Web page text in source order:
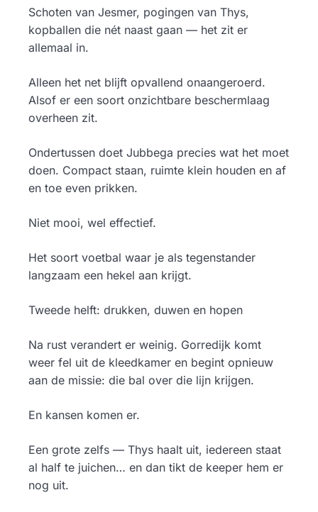
Schoten van Jesmer, pogingen van Thys,
kopballen die nét naast gaan — het zit er
allemaal in.
Alleen het net blijft opvallend onaangeroerd.
Alsof er een soort onzichtbare beschermlaag
overheen zit.
Ondertussen doet Jubbega precies wat het moet
doen. Compact staan, ruimte klein houden en af
en toe even prikken.
Niet mooi, wel effectief.
Het soort voetbal waar je als tegenstander
langzaam een hekel aan krijgt.
Tweede helft: drukken, duwen en hopen
Na rust verandert er weinig. Gorredijk komt
weer fel uit de kleedkamer en begint opnieuw
aan de missie: die bal over die lijn krijgen.
En kansen komen er.
Een grote zelfs — Thys haalt uit, iedereen staat
al half te juichen… en dan tikt de keeper hem er
nog uit.